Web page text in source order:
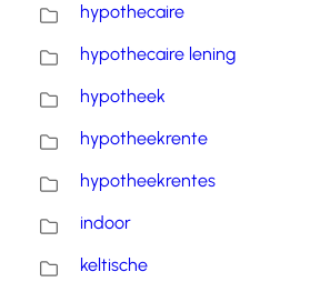
hypothecaire
hypothecaire lening
hypotheek
hypotheekrente
hypotheekrentes
indoor
keltische